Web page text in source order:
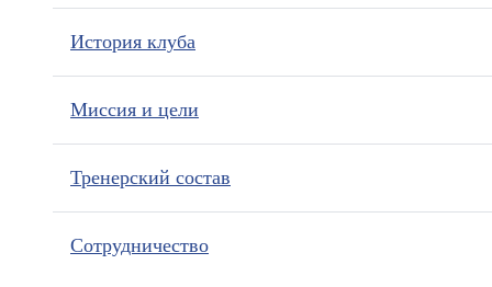
История клуба
Миссия и цели
Тренерский состав
Сотрудничество